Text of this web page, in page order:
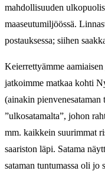
mahdollisuuden
maaseutumiljöössä.
postauksessa; siihen
Keierrettyämme
jatkoimme matkaa kohti
(ainakin
”ulkosatamalta”, johon
mm. kaikkein suurimmat
saariston läpi. Satama
sataman tuntumassa oli jo